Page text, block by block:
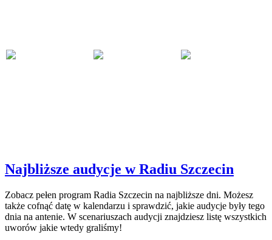
Najbliższe audycje w Radiu Szczecin
Zobacz pełen program Radia Szczecin na najbliższe dni. Możesz
także cofnąć datę w kalendarzu i sprawdzić, jakie audycje były tego
dnia na antenie. W scenariuszach audycji znajdziesz listę wszystkich
uworów jakie wtedy graliśmy!